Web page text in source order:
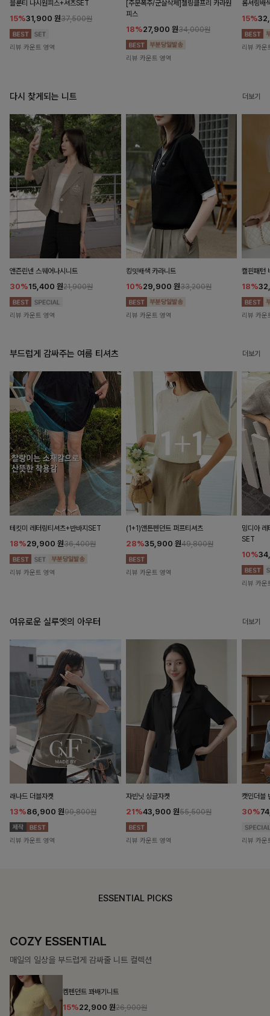
블룬티 나시원피스+셔츠SET
15%31,900 원37,500원
리뷰 카운트 영역
[주문폭주/군살삭제]젤링클프리 카라원
피스
18%27,900 원34,000원
리뷰 카운트 영역
롬셔링배
15%
리뷰 카운
다시 찾게되는 니트 더보기
앤즌린넨 스퀘어나시니트
30%15,400 원21,900원
리뷰 카운트 영역
킹밋배색 카라니트
10%29,900 원33,200원
리뷰 카운트 영역
캘핀패턴
18%
리뷰 카운
부드럽게 감싸주는 여름 티셔츠 더보기
테킷미 레터링티셔츠+반바지SET
18%29,900 원36,400원
리뷰 카운트 영역
(1+1)앤튼펜던트 퍼프티셔츠
28%35,900 원49,800원
리뷰 카운트 영역
밍디아 레
SET
10%
리뷰 카운
여유로운 실루엣의 아우터 더보기
래나드 더블자켓
13%86,900 원99,800원
리뷰 카운트 영역
자빈닛 싱글자켓
21%43,900 원55,500원
리뷰 카운트 영역
캣민더블
30%
리뷰 카운
ESSENTIAL PICKS
DOUBLE THE JOY
함께할 때 더욱 완벽한, 합리적인 선택으로 채우는 즐거움
필첸체크 스트링블라우스+플레어스커트SET
14%42,900원49,800원